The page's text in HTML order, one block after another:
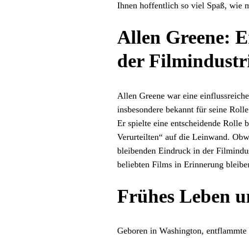
Ihnen hoffentlich so viel Spaß, wie
Allen Greene:
der
Allen Greene war eine
insbesondere bekannt für seine
Er spielte eine entscheidende Rolle
Verurteilten“ auf die Leinwand.
bleibenden Eindruck in der
beliebten Films in Erinnerung
Frühes Leben
Geboren in Washington,